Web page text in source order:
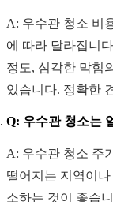
A: 우수관 청소 비
에 따라 달라집니
정도, 심각한 막힘
있습니다. 정확한
Q: 우수관 청소는
A: 우수관 청소 주
떨어지는 지역이
소하는 것이 좋습